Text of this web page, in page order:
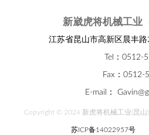
新崴虎将机械工业
江苏省昆山市高新区晨丰
Tel：0512-
Fax：0512-
E-mail：
Copyright © 2024 新虎将机械工业(昆山)
苏ICP备14022957号